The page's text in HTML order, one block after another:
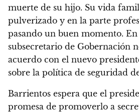
muerte de su hijo. Su vida
pulverizado y en la parte
pasando un buen momento.
subsecretario de Gobernación
acuerdo con el nuevo
sobre la política de seguridad
Barrientos espera que el
promesa de promoverlo a